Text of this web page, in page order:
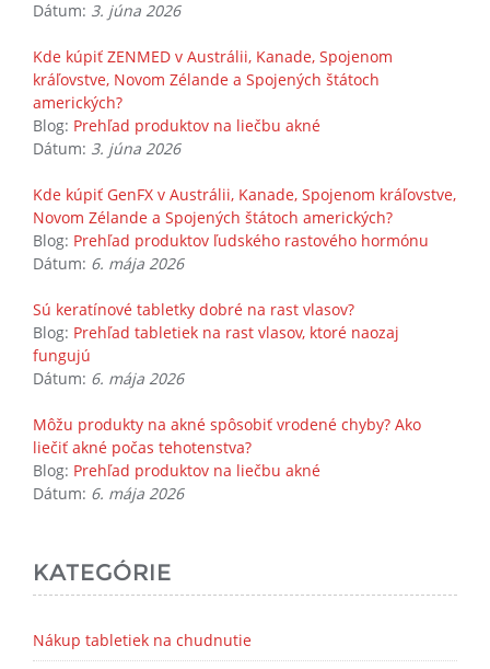
Dátum: 3. júna 2026
Kde kúpiť ZENMED v Austrálii, Kanade, Spojenom
kráľovstve, Novom Zélande a Spojených štátoch
amerických?
Blog: Prehľad produktov na liečbu akné
Dátum: 3. júna 2026
Kde kúpiť GenFX v Austrálii, Kanade, Spojenom kráľovstve,
Novom Zélande a Spojených štátoch amerických?
Blog: Prehľad produktov ľudského rastového hormónu
Dátum: 6. mája 2026
Sú keratínové tabletky dobré na rast vlasov?
Blog: Prehľad tabletiek na rast vlasov, ktoré naozaj
fungujú
Dátum: 6. mája 2026
Môžu produkty na akné spôsobiť vrodené chyby? Ako
liečiť akné počas tehotenstva?
Blog: Prehľad produktov na liečbu akné
Dátum: 6. mája 2026
KATEGÓRIE
Nákup tabletiek na chudnutie